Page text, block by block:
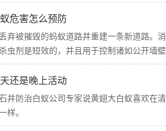
危害怎么预防
弃被摧毁的蚂蚁道路并重建一条新道路。
虫剂是短效的，并且用于控制诸如公开墙
还是晚上活动
井防治白蚁公司专家说黄翅大白蚁喜欢在
样。